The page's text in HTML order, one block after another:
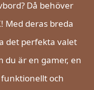
Då behöver
Med deras breda
det perfekta valet
du är en gamer, en
och